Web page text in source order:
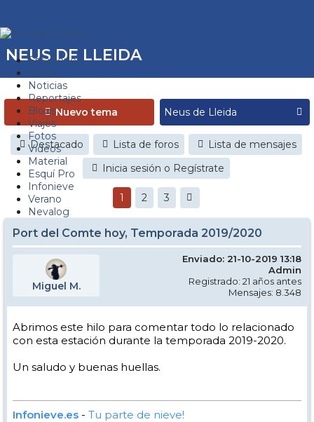
Estaciones
Foros
Noticias
Reportajes
Blogs
Viajes
Fotos
Videos
Material
Esquí Pro
Infonieve
Verano
Nevalog
NEUS DE LLEIDA
Nuevo tema
Destacado Lista de foros
Lista de mensajes
Inicia sesión o Regístrate
1 2 3
Port del Comte hoy, Temporada 2019/2020
Miguel M.
Enviado: 21-10-2019 13:18
Admin
Registrado: 21 años antes
Mensajes: 8.348
Abrimos este hilo para comentar todo lo relacionado
con esta estación durante la temporada 2019-2020.
Un saludo y buenas huellas.
Infonieve.es - Tu parte de nieve!